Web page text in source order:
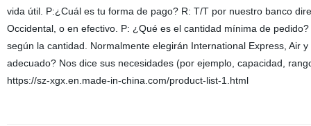
vida útil. P:¿Cuál es tu forma de pago? R: T/T por nuestro banco
Occidental, o en efectivo. P: ¿Qué es el cantidad mínima de
según la cantidad. Normalmente elegirán International Express, Air
adecuado? Nos dice sus necesidades (por ejemplo, capacidad,
https://sz-xgx.en.made-in-china.com/product-list-1.html